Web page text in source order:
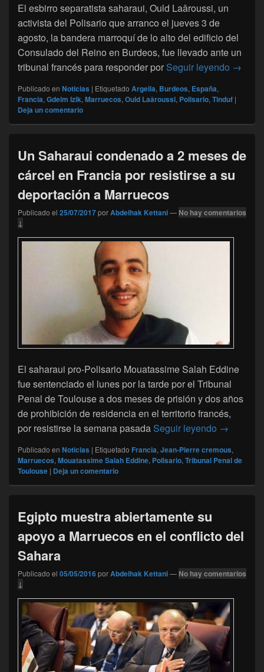
El esbirro separatista saharaui, Ould Laâroussi, un
activista del Polisario que arranco el jueves 3 de
agosto, la bandera marroquí de lo alto del edificio del
Consulado del Reino en Burdeos, fue llevado ante un
tribunal francés para responder por Seguir leyendo Un
→
Publicado en Noticias | Etiquetado Argelia, Burdeos, España,
Francia, Gdeim Izik, Marruecos, Ould Laâroussi, Polisario, Tinduf |
Deja un comentario
Un Saharaui condenado a 2 meses de
cárcel en Francia por resistirse a su
deportación a Marruecos
Publicado el 25/07/2017porAbdelhak Kettani— No hay comentarios
↓
El saharaui pro-Polisario Mouatassime Salah Eddine
fue sentenciado el lunes por la tarde por el Tribunal
Penal de Toulouse a dos meses de prisión y dos años
de prohibición de residencia en el territorio francés,
por resistirse la semana pasada Seguir leyendo Un
→
Publicado en Noticias | Etiquetado Francia, Jean-Pierre cremous,
Marruecos, Mouatassime Salah Eddine, Polisario, Tribunal Penal de
Toulouse | Deja un comentario
Egipto muestra abiertamente su
apoyo a Marruecos en el conflicto del
Sahara
Publicado el 05/05/2016porAbdelhak Kettani— No hay comentarios
↓